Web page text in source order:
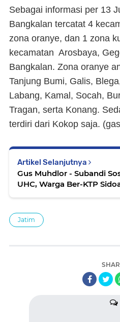
Sebagai informasi per 13
Bangkalan tercatat 4
zona oranye, dan 1 zona
kecamatan Arosbaya,
Bangkalan. Zona oranye
Tanjung Bumi, Galis,
Labang, Kamal, Socah,
Tragan, serta Konang.
terdiri dari Kokop saja. (gas
Artikel Selanjutnya
Gus Muhdlor - Subandi
UHC, Warga Ber-KTP
Jatim